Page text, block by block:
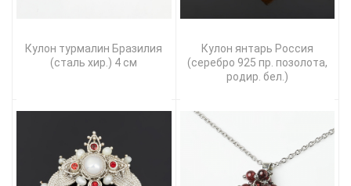
Кулон турмалин Бразилия
(сталь хир.) 4 см
Кулон янтарь Россия
(серебро 925 пр. позолота,
родир. бел.)